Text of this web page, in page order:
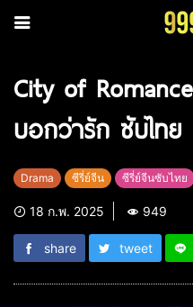
City of
บอกว่ารัก ซับไทย
Drama ซีรี่ย์จีน ซีรี่ย์จีนซับไทย
18 ก.พ. 2025 949
share tweet